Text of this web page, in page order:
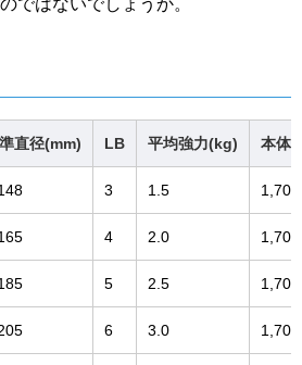
ではないでしょうか。
直径(mm) LB 平均強力(kg) 本体
3 1.5
4 2.0
5 2.5
6 3.0